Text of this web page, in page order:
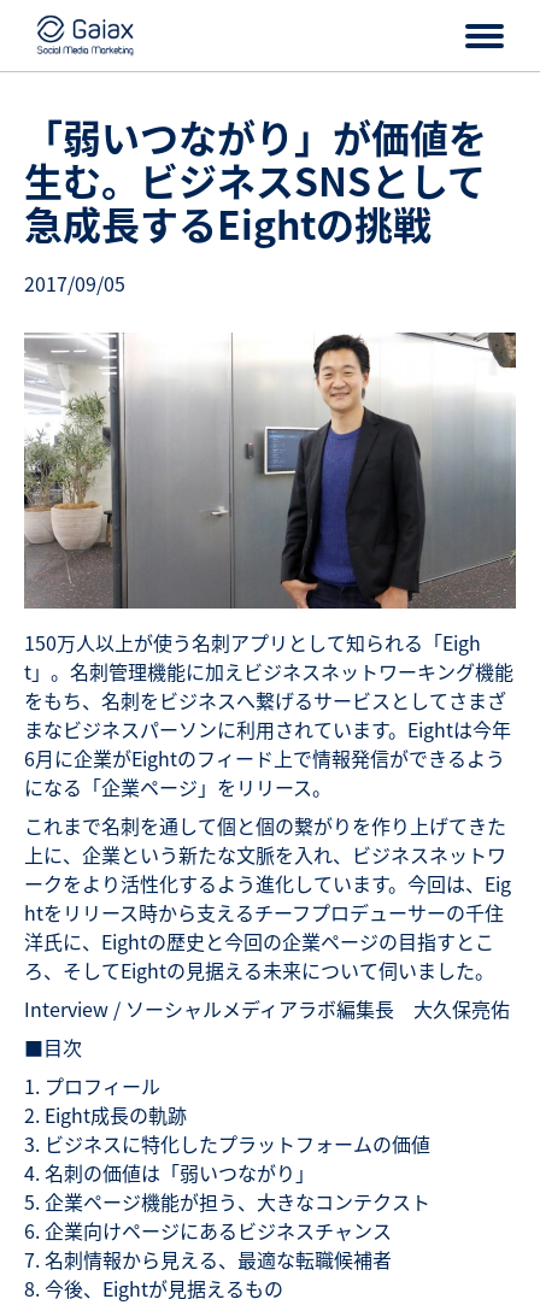
「弱いつながり」が価値を
生む。ビジネスSNSとして
急成長するEightの挑戦
2017/09/05
150万人以上が使う名刺アプリとして知られる「Eigh
t」。名刺管理機能に加えビジネスネットワーキング機能
をもち、名刺をビジネスへ繋げるサービスとしてさまざ
まなビジネスパーソンに利用されています。Eightは今年
6月に企業がEightのフィード上で情報発信ができるよう
になる「企業ページ」をリリース。
これまで名刺を通して個と個の繋がりを作り上げてきた
上に、企業という新たな文脈を入れ、ビジネスネットワ
ークをより活性化するよう進化しています。今回は、Eig
htをリリース時から支えるチーフプロデューサーの千住
洋氏に、Eightの歴史と今回の企業ページの目指すとこ
ろ、そしてEightの見据える未来について伺いました。
Interview / ソーシャルメディアラボ編集長 大久保亮佑
■目次
プロフィール
Eight成長の軌跡
ビジネスに特化したプラットフォームの価値
名刺の価値は「弱いつながり」
企業ページ機能が担う、大きなコンテクスト
企業向けページにあるビジネスチャンス
名刺情報から見える、最適な転職候補者
今後、Eightが見据えるもの